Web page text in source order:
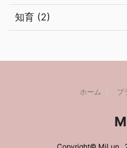
知育 (2)
ホーム プ